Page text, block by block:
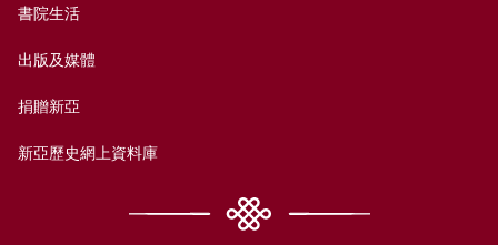
書院生活
出版及媒體
捐贈新亞
新亞歷史網上資料庫